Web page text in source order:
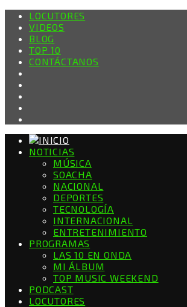
LOCUTORES
VIDEOS
BLOG
TOP 10
CONTÁCTANOS
NOTICIAS
MÚSICA
SOACHA
NACIONAL
DEPORTES
TECNOLOGÍA
INTERNACIONAL
ENTRETENIMIENTO
PROGRAMAS
LAS 10 EN ONDA
MI ÁLBUM
TOP MUSIC WEEKEND
PODCAST
LOCUTORES